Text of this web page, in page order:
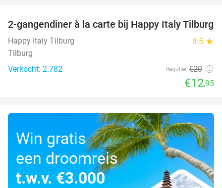
35%
2-gangendiner à la carte bij Happy Italy Tilburg
Happy Italy Tilburg 8.5 star
Tilburg
Verkocht: 2.782
Regulier €20
€12,95
Win gratis
een droomreis
t.w.v. €3.000